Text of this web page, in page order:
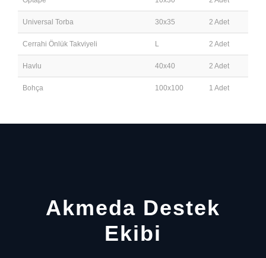
Universal Torba 30x35 2 Adet
Cerrahi Önlük Takviyeli L 2 Adet
Havlu 40x40 2 Adet
Bohça 100x100 1 Adet
Akmeda Destek
Ekibi